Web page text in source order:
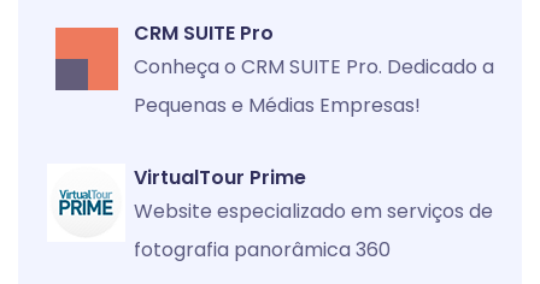
CRM SUITE Pro
Conheça o CRM SUITE Pro. Dedicado a
Pequenas e Médias Empresas!
VirtualTour Prime
Website especializado em serviços de
fotografia panorâmica 360